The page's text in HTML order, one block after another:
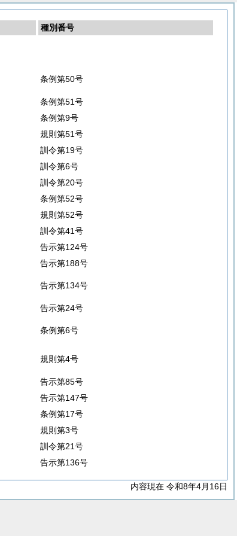
種別番号
条例第50号
条例第51号
条例第9号
規則第51号
訓令第19号
訓令第6号
訓令第20号
条例第52号
規則第52号
訓令第41号
告示第124号
告示第188号
告示第134号
告示第24号
条例第6号
規則第4号
告示第85号
告示第147号
条例第17号
規則第3号
訓令第21号
告示第136号
内容現在 令和8年4月16日